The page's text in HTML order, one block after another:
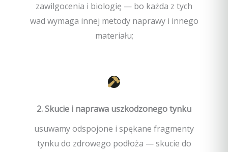
zawilgocenia i biologię — bo każda z tych
wad wymaga innej metody naprawy i innego
materiału;
2. Skucie i naprawa uszkodzonego tynku
usuwamy odspojone i spękane fragmenty
tynku do zdrowego podłoża — skucie do